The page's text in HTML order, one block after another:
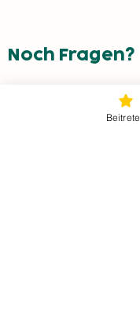
Noch Fragen?
Lass uns gemeinsam